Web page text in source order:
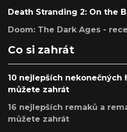
Death Stranding 2: On the
Doom: The Dark Ages -
Co si zahrát
10 nejlepších nekonečných
můžete zahrát
16 nejlepších remaků a
můžete zahrát